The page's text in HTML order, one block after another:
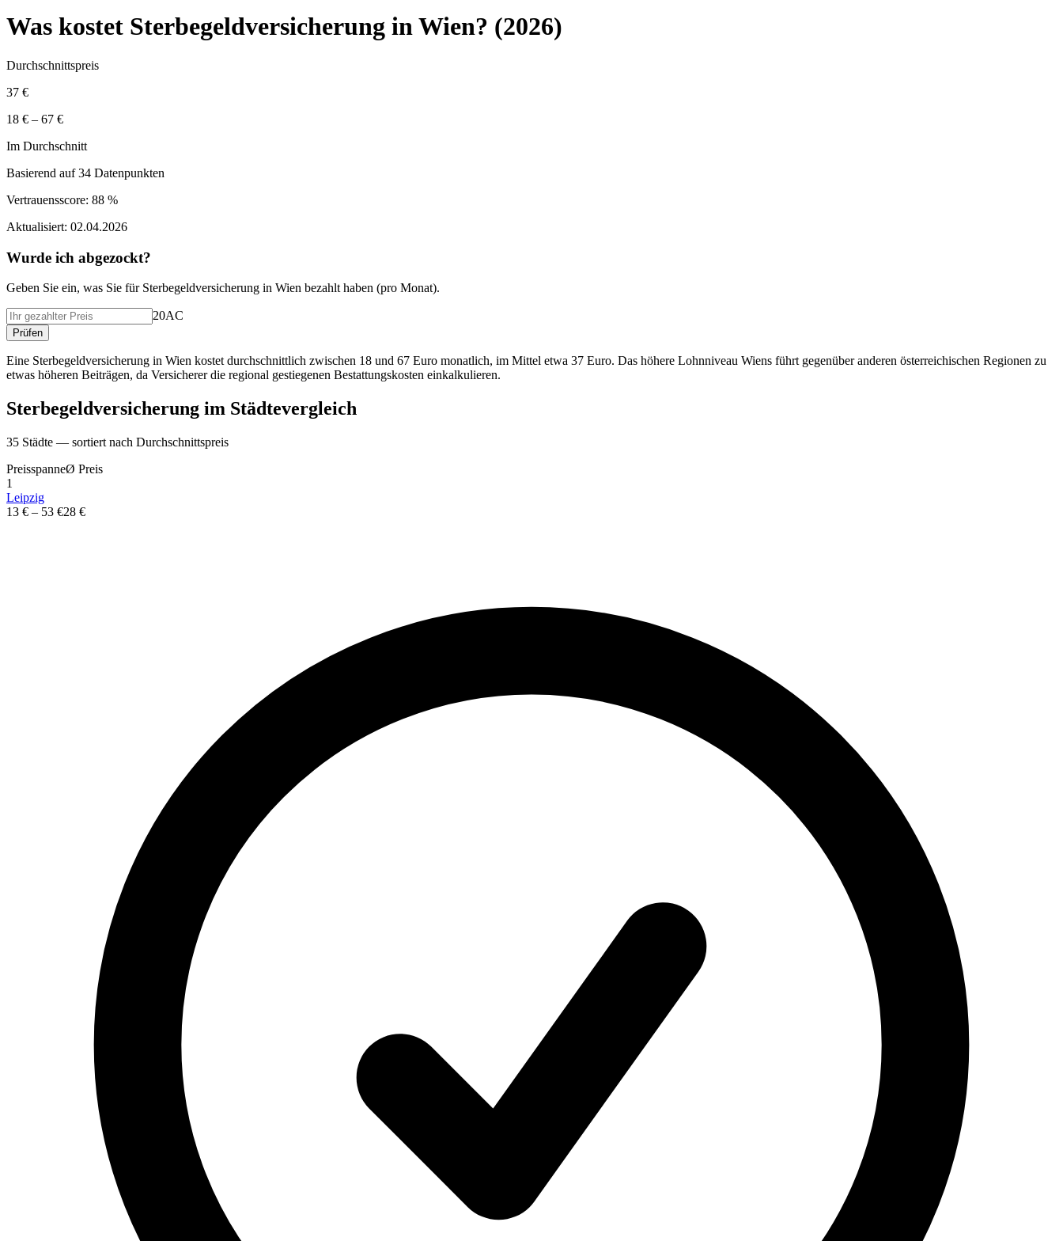
Was kostet Sterbegeldversicherung inWien? (2026)
Durchschnittspreis
37 €
18 € – 67 €
Im Durchschnitt
Basierend auf34 Datenpunkten
Vertrauensscore: 88 %
Aktualisiert: 02.04.2026
Wurde ich abgezockt?
Geben Sie ein, was Sie für Sterbegeldversicherung in Wien bezahlt haben (pro Monat).
20AC
Prüfen
Eine Sterbegeldversicherung in Wien kostet durchschnittlich zwischen 18 und 67 Euro monatlich, im Mittel etwa 37 Euro. Das höhere Lohnniveau Wiens führt gegenüber anderen österreichischen Regionen zu
etwas höheren Beiträgen, da Versicherer die regional gestiegenen Bestattungskosten einkalkulieren.
Sterbegeldversicherung im Städtevergleich
35 Städte — sortiert nach Durchschnittspreis
PreisspanneØ Preis
1
Leipzig
13 € – 53 €28 €